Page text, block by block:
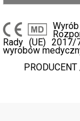
Rady (UE)
wyrobów